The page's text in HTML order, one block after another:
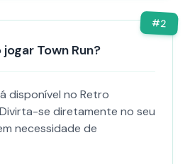
#2
Town Run?
disponível no Retro
se diretamente no seu
necessidade de